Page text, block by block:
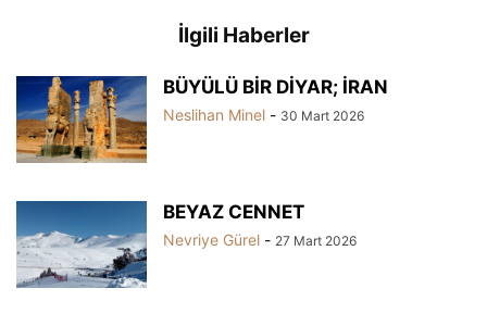
İlgili Haberler
BÜYÜLÜ BİR DİYAR; İRAN
Neslihan Minel - 30 Mart 2026
BEYAZ CENNET
Nevriye Gürel - 27 Mart 2026